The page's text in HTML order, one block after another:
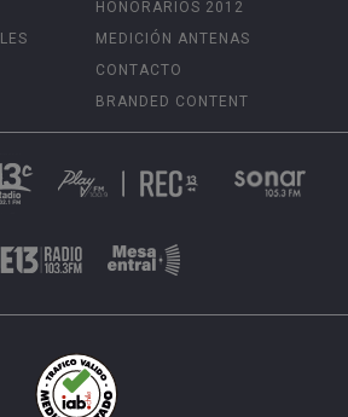
HONORARIOS 2012
MEDICIÓN ANTENAS
CONTACTO
BRANDED CONTENT